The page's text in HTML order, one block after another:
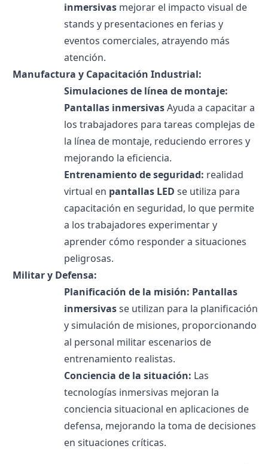
inmersivas mejorar el impacto visual de
stands y presentaciones en ferias y
eventos comerciales, atrayendo más
atención.
Manufactura y Capacitación Industrial:
Simulaciones de línea de montaje:
Pantallas inmersivasAyuda a capacitar a
los trabajadores para tareas complejas de
la línea de montaje, reduciendo errores y
mejorando la eficiencia.
Entrenamiento de seguridad: realidad
virtual en pantallas LED se utiliza para
capacitación en seguridad, lo que permite
a los trabajadores experimentar y
aprender cómo responder a situaciones
peligrosas.
Militar y Defensa:
Planificación de la misión: Pantallas
inmersivasse utilizan para la planificación
y simulación de misiones, proporcionando
al personal militar escenarios de
entrenamiento realistas.
Conciencia de la situación: Las
tecnologías inmersivas mejoran la
conciencia situacional en aplicaciones de
defensa, mejorando la toma de decisiones
en situaciones críticas.